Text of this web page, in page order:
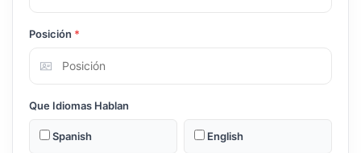
Posición *
Que Idiomas Hablan
Spanish English